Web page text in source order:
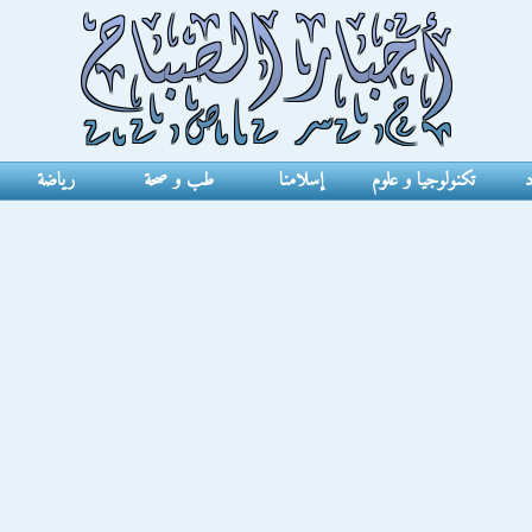
تكنولوجيا و علوم إسلامنا طب و صحة رياضة